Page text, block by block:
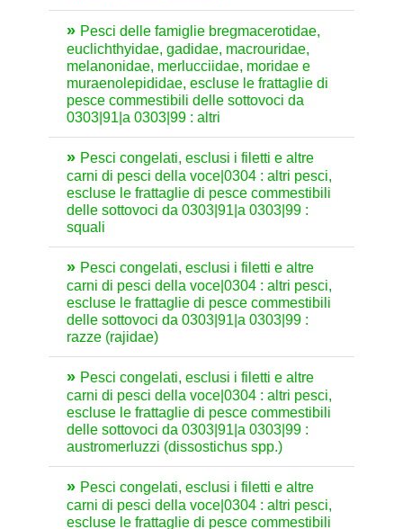
Pesci delle famiglie bregmacerotidae,
euclichthyidae, gadidae, macrouridae,
melanonidae, merlucciidae, moridae e
muraenolepididae, escluse le frattaglie di
pesce commestibili delle sottovoci da
0303|91|a 0303|99 : altri
Pesci congelati, esclusi i filetti e altre
carni di pesci della voce|0304 : altri pesci,
escluse le frattaglie di pesce commestibili
delle sottovoci da 0303|91|a 0303|99 :
squali
Pesci congelati, esclusi i filetti e altre
carni di pesci della voce|0304 : altri pesci,
escluse le frattaglie di pesce commestibili
delle sottovoci da 0303|91|a 0303|99 :
razze (rajidae)
Pesci congelati, esclusi i filetti e altre
carni di pesci della voce|0304 : altri pesci,
escluse le frattaglie di pesce commestibili
delle sottovoci da 0303|91|a 0303|99 :
austromerluzzi (dissostichus spp.)
Pesci congelati, esclusi i filetti e altre
carni di pesci della voce|0304 : altri pesci,
escluse le frattaglie di pesce commestibili